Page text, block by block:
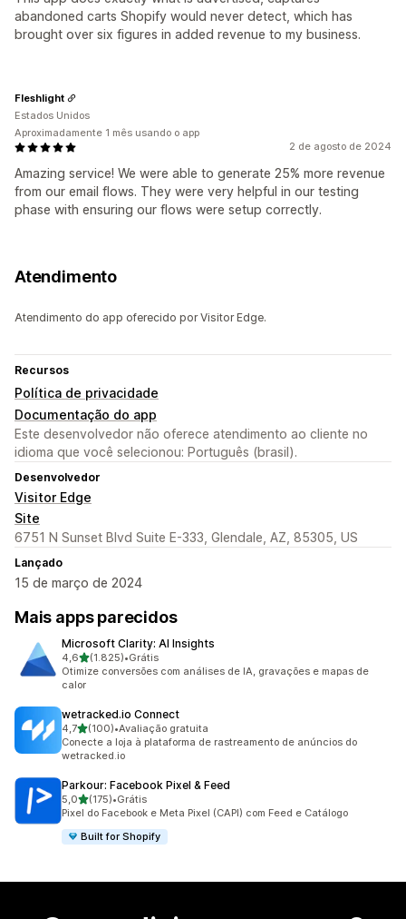
abandoned carts Shopify would never detect, which has
brought over six figures in added revenue to my business.
2 de agosto de 2024
Amazing service! We were able to generate 25% more revenue
from our email flows. They were very helpful in our testing
phase with ensuring our flows were setup correctly.
Fleshlight
Estados Unidos
Aproximadamente 1 mês usando o app
Atendimento
Atendimento do app oferecido por Visitor Edge.
Recursos
Política de privacidade
Documentação do app
Este desenvolvedor não oferece atendimento ao cliente no
idioma que você selecionou: Português (brasil).
Desenvolvedor
Visitor Edge
Site
6751 N Sunset Blvd Suite E-333, Glendale, AZ, 85305, US
Lançado
15 de março de 2024
Mais apps parecidos
Microsoft Clarity: AI Insights
4,6de 5 estrelas
(1.825)
1825 avaliações ao todo
•Grátis
Otimize conversões com análises de IA, gravações e mapas de
calor
wetracked.io Connect
4,7de 5 estrelas
(100)
100 avaliações ao todo
•Avaliação gratuita
Conecte a loja à plataforma de rastreamento de anúncios do
wetracked.io
Parkour: Facebook Pixel & Feed
5,0de 5 estrelas
(175)
175 avaliações ao todo
•Grátis
Pixel do Facebook e Meta Pixel (CAPI) com Feed e Catálogo
Built for Shopify